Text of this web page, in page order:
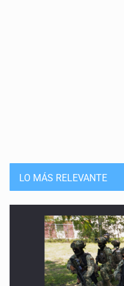
LO MÁS RELEVANTE